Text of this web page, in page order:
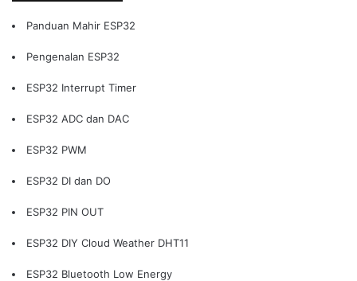
Panduan Mahir ESP32
Pengenalan ESP32
ESP32 Interrupt Timer
ESP32 ADC dan DAC
ESP32 PWM
ESP32 DI dan DO
ESP32 PIN OUT
ESP32 DIY Cloud Weather DHT11
ESP32 Bluetooth Low Energy